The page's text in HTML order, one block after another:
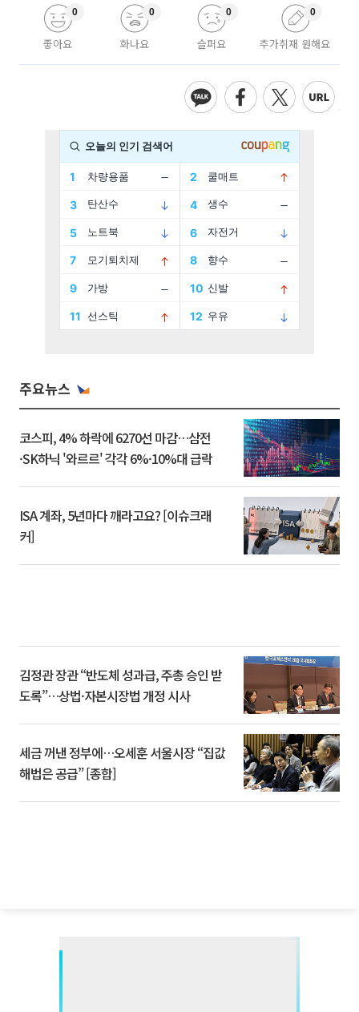
좋아요
0
화나요
0
슬퍼요
0
추가취재 원해요
0
주요뉴스
코스피, 4% 하락에 6270선 마감…삼전
·SK하닉 '와르르' 각각 6%·10%대 급락
ISA 계좌, 5년마다 깨라고요? [이슈크래
커]
김정관 장관 “반도체 성과급, 주총 승인 받
도록”…상법·자본시장법 개정 시사
세금 꺼낸 정부에…오세훈 서울시장 “집값
해법은 공급” [종합]